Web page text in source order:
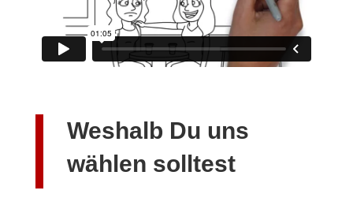
Weshalb Du uns
wählen solltest